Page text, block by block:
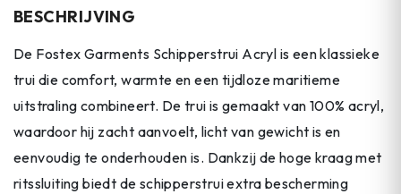
BESCHRIJVING
De Fostex Garments Schipperstrui Acryl is een klassieke
trui die comfort, warmte en een tijdloze maritieme
uitstraling combineert. De trui is gemaakt van 100% acryl,
waardoor hij zacht aanvoelt, licht van gewicht is en
eenvoudig te onderhouden is. Dankzij de hoge kraag met
ritssluiting biedt de schipperstrui extra bescherming